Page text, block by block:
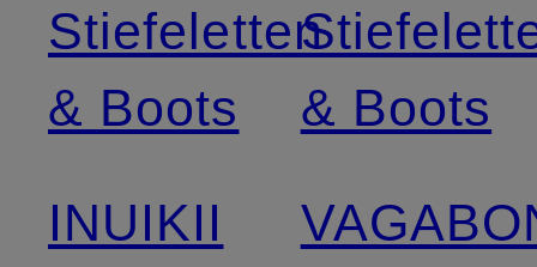
Stiefeletten
& Boots
INUIKII
& Boots